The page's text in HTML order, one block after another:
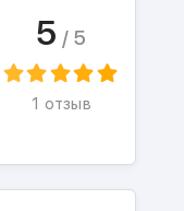
5 / 5
1 отзыв